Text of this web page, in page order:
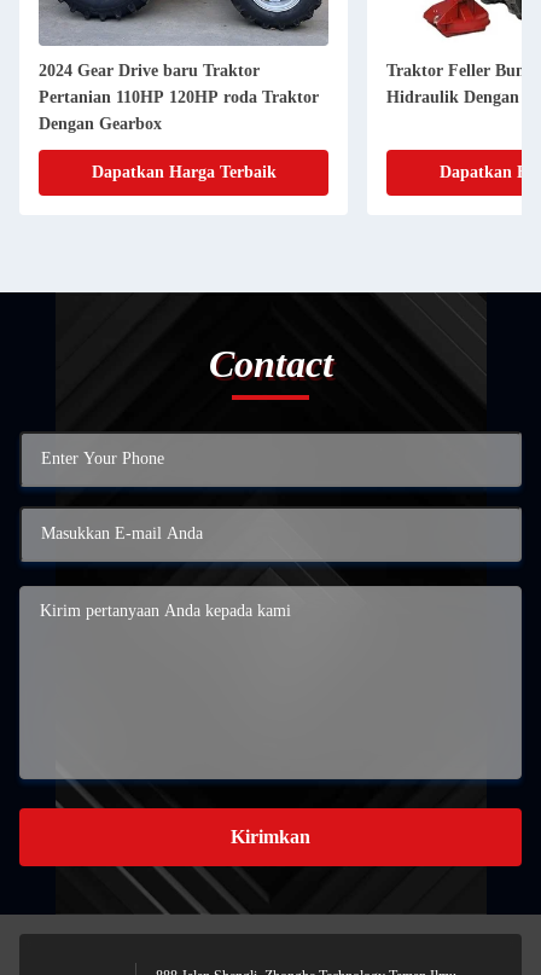
2024 Gear Drive baru Traktor
Pertanian 110HP 120HP roda Traktor
Dengan Gearbox
Dapatkan Harga Terbaik
Traktor Feller
Hidraulik Dengan
Dapatkan
Contact
Kirimkan